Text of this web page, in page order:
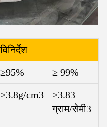
विनिर्देश
≥95% ≥ 99%
>3.8g/cm3
>3.83
ग्राम/सेमी3